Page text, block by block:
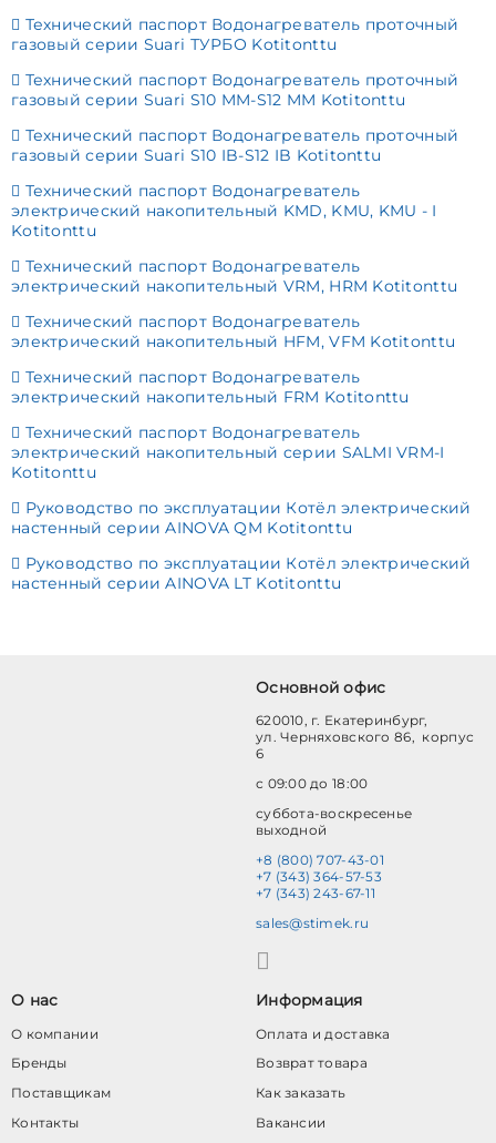
Технический паспорт Водонагреватель проточный
газовый серии Suari ТУРБО Kotitonttu
Технический паспорт Водонагреватель проточный
газовый серии Suari S10 MM-S12 MM Kotitonttu
Технический паспорт Водонагреватель проточный
газовый серии Suari S10 IB-S12 IB Kotitonttu
Технический паспорт Водонагреватель
электрический накопительный KMD, KMU, KMU - I
Kotitonttu
Технический паспорт Водонагреватель
электрический накопительный VRM, HRM Kotitonttu
Технический паспорт Водонагреватель
электрический накопительный HFM, VFM Kotitonttu
Технический паспорт Водонагреватель
электрический накопительный FRM Kotitonttu
Технический паспорт Водонагреватель
электрический накопительный cерии SALMI VRM-I
Kotitonttu
Руководство по эксплуатации Котёл электрический
настенный cерии AINOVA QM Kotitonttu
Руководство по эксплуатации Котёл электрический
настенный cерии AINOVA LT Kotitonttu
Основной офис
620010, г. Екатеринбург,
ул. Черняховского 86, корпус
6
с 09:00 до 18:00
суббота-воскресенье
выходной
+8 (800) 707-43-01
+7 (343) 364-57-53
+7 (343) 243-67-11
sales@stimek.ru
О нас
О компании
Бренды
Поставщикам
Контакты
Информация
Оплата и доставка
Возврат товара
Как заказать
Вакансии